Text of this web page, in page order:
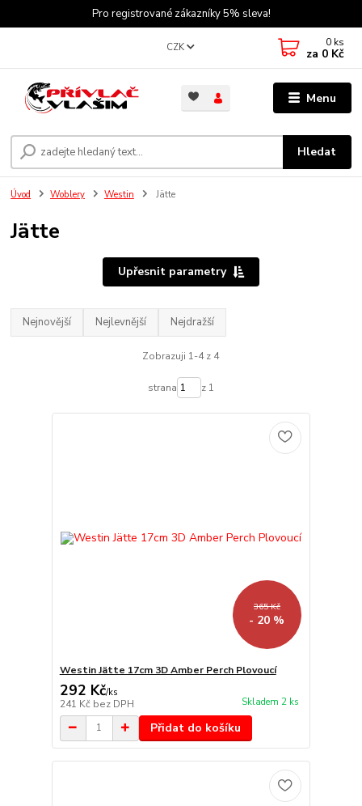
Pro registrované zákazníky 5% sleva!
Menu
CZK
Hledat
0 ks
za 0 Kč
Úvod Woblery Westin Jätte
Jätte
Upřesnit parametry
Nejnovější Nejlevnější Nejdražší
Zobrazuji 1-4 z 4
strana z 1
365 Kč
- 20 %
Westin Jätte 17cm 3D Amber Perch Plovoucí
292 Kč/ks
241 Kč bez DPH Skladem 2 ks
Přidat do košíku